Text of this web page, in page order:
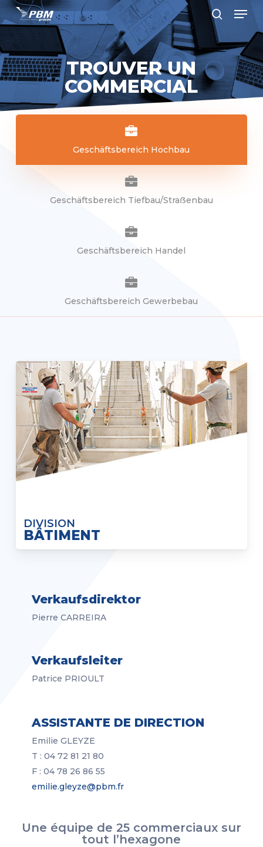
Skip
to
content
TROUVER UN
COMMERCIAL
Geschäftsbereich Hochbau
Geschäftsbereich Tiefbau/Straẞenbau
Geschäftsbereich Handel
Geschäftsbereich Gewerbebau
DIVISION
BÂTIMENT
Verkaufsdirektor
Pierre CARREIRA
Verkaufsleiter
Patrice PRIOULT
ASSISTANTE DE DIRECTION
Emilie GLEYZE
T : 04 72 81 21 80
F : 04 78 26 86 55
emilie.gleyze@pbm.fr
Une équipe de 25 commerciaux sur
tout l’hexagone
Close
Menu